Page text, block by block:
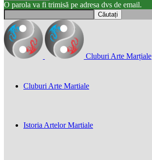
O parola va fi trimisă pe adresa dvs de email.
Cluburi Arte Marțiale
Cluburi Arte Martiale
Istoria Artelor Martiale